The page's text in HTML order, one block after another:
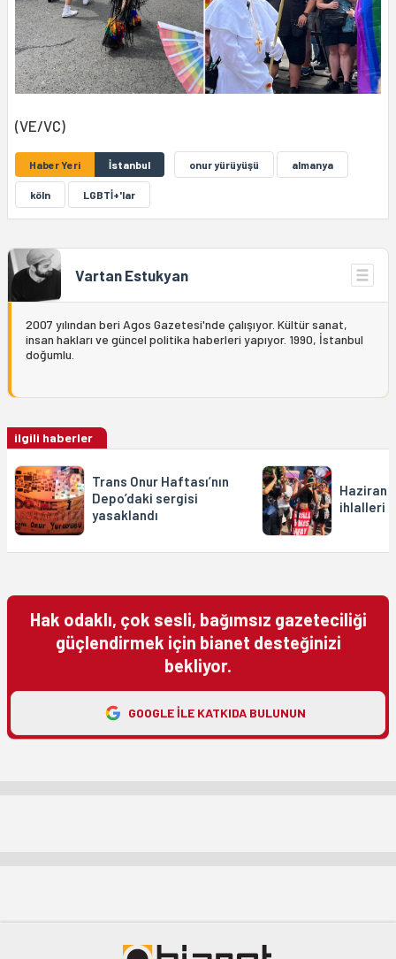
(VE/VC)
Haber Yeri İstanbul onur yürüyüşü almanya
köln LGBTİ+'lar
Vartan Estukyan
2007 yılından beri Agos Gazetesi'nde çalışıyor. Kültür sanat,
insan hakları ve güncel politika haberleri yapıyor. 1990, İstanbul
doğumlu.
ilgili haberler
Trans Onur Haftası’nın
Depo’daki sergisi
yasaklandı
Haziran
ihlalleri
Hak odaklı, çok sesli, bağımsız gazeteciliği
güçlendirmek için bianet desteğinizi
bekliyor.
GOOGLE ILE KATKIDA BULUNUN